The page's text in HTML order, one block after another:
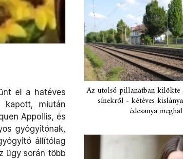
el a hatéves
miután
Appollis, és
gyógyítónak,
állítólag
ügy során több
Az utolsó pillanatban kilökte
sínekről - kétéves
édesanya